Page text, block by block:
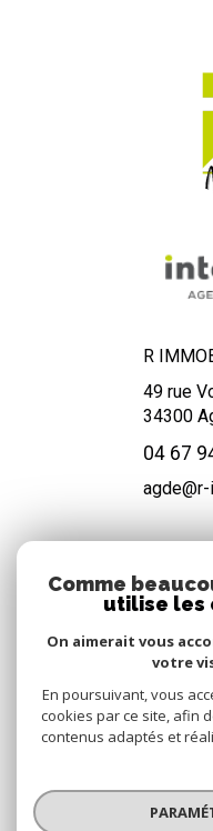
R
49 rue
34300
04 67
Comme
utilise les
On aimerait vous
votre
En poursuivant, vous
cookies par ce site, afin
contenus adaptés et